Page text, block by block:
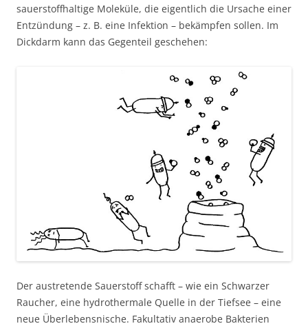
sauerstoffhaltige Moleküle, die eigentlich die Ursache einer
Entzündung – z. B. eine Infektion – bekämpfen sollen. Im
Dickdarm kann das Gegenteil geschehen:
Der austretende Sauerstoff schafft – wie ein Schwarzer
Raucher, eine hydrothermale Quelle in der Tiefsee – eine
neue Überlebensnische. Fakultativ anaerobe Bakterien